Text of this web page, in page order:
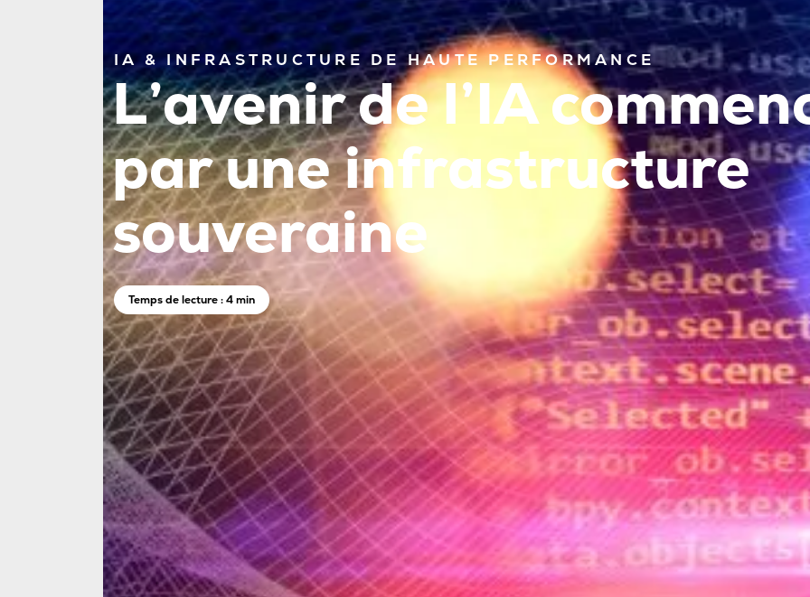
IA & INFRASTRUCTURE DE HAUTE PERFORMANCE
L’avenir de l’IA
par une infrastructure
souveraine
Temps de lecture : 4 min